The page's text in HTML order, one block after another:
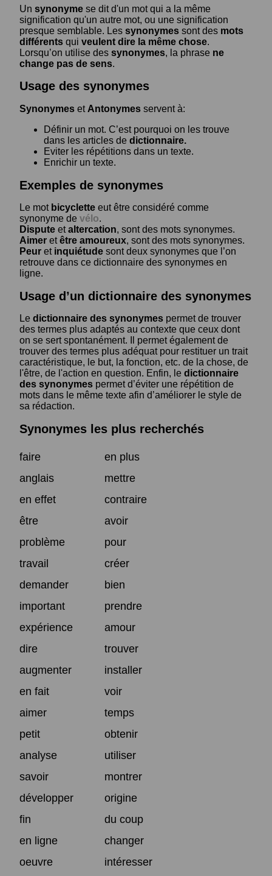
Un synonyme se dit d'un mot qui a la même
signification qu'un autre mot, ou une signification
presque semblable. Les synonymes sont des mots
différents qui veulent dire la même chose.
Lorsqu’on utilise des synonymes, la phrase ne
change pas de sens.
Usage des synonymes
Synonymes et Antonymes servent à:
Définir un mot. C’est pourquoi on les trouve
dans les articles de dictionnaire.
Eviter les répétitions dans un texte.
Enrichir un texte.
Exemples de synonymes
Le mot bicyclette eut être considéré comme
synonyme de vélo.
Dispute etaltercation, sont des mots synonymes.
Aimer etêtre amoureux, sont des mots synonymes.
Peur et inquiétude sont deux synonymes que l’on
retrouve dans ce dictionnaire des synonymes en
ligne.
Usage d’un dictionnaire des synonymes
Le dictionnaire des synonymes permet de trouver
des termes plus adaptés au contexte que ceux dont
on se sert spontanément. Il permet également de
trouver des termes plus adéquat pour restituer un trait
caractéristique, le but, la fonction, etc. de la chose, de
l'être, de l'action en question. Enfin, le dictionnaire
des synonymes permet d’éviter une répétition de
mots dans le même texte afin d’améliorer le style de
sa rédaction.
Synonymes les plus recherchés
faire
en plus
anglais
mettre
en effet
contraire
être
avoir
problème
pour
travail
créer
demander
bien
important
prendre
expérience
amour
dire
trouver
augmenter
installer
en fait
voir
aimer
temps
petit
obtenir
analyse
utiliser
savoir
montrer
développer
origine
fin
du coup
en ligne
changer
oeuvre
intéresser